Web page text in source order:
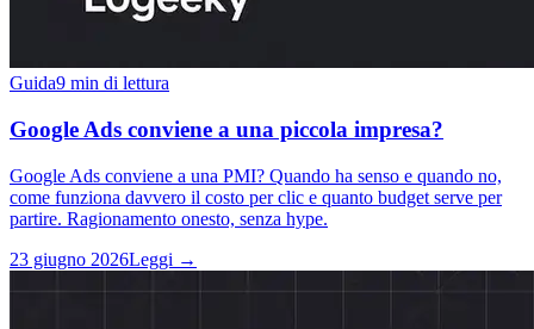
Guida9 min di lettura
Google Ads conviene a una piccola impresa?
Google Ads conviene a una PMI? Quando ha senso e quando no,
come funziona davvero il costo per clic e quanto budget serve per
partire. Ragionamento onesto, senza hype.
23 giugno 2026Leggi →